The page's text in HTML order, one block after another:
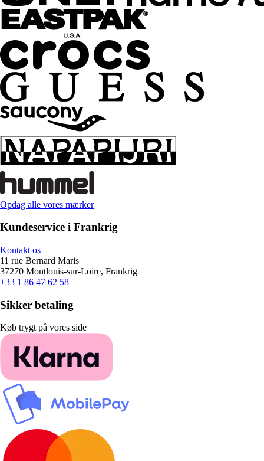
Opdag alle vores mærker
Kundeservice i Frankrig
Kontakt os
11 rue Bernard Maris
37270 Montlouis-sur-Loire, Frankrig
+33 1 86 47 62 58
Sikker betaling
Køb trygt på vores side